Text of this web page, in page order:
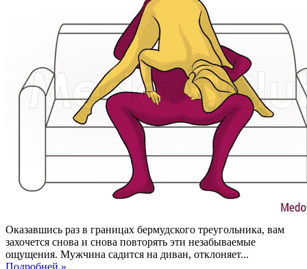
Оказавшись раз в границах бермудского треугольника, вам
захочется снова и снова повторять эти незабываемые
ощущения. Мужчина садится на диван, отклоняет...
Подробней »